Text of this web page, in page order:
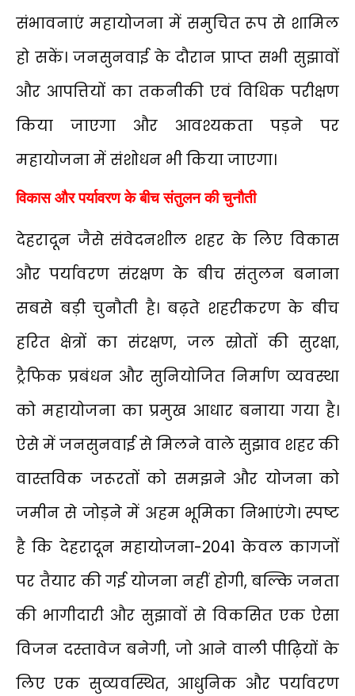
संभावनाएं महायोजना में समुचित रूप से शामिल
हो सकें। जनसुनवाई के दौरान प्राप्त सभी सुझावों
और आपत्तियों का तकनीकी एवं विधिक परीक्षण
किया जाएगा और आवश्यकता पड़ने पर
महायोजना में संशोधन भी किया जाएगा।
विकास और पर्यावरण के बीच संतुलन की चुनौती
देहरादून जैसे संवेदनशील शहर के लिए विकास
और पर्यावरण संरक्षण के बीच संतुलन बनाना
सबसे बड़ी चुनौती है। बढ़ते शहरीकरण के बीच
हरित क्षेत्रों का संरक्षण, जल स्रोतों की सुरक्षा,
ट्रैफिक प्रबंधन और सुनियोजित निर्माण व्यवस्था
को महायोजना का प्रमुख आधार बनाया गया है।
ऐसे में जनसुनवाई से मिलने वाले सुझाव शहर की
वास्तविक जरूरतों को समझने और योजना को
जमीन से जोड़ने में अहम भूमिका निभाएंगे। स्पष्ट
है कि देहरादून महायोजना-2041 केवल कागजों
पर तैयार की गई योजना नहीं होगी, बल्कि जनता
की भागीदारी और सुझावों से विकसित एक ऐसा
विजन दस्तावेज बनेगी, जो आने वाली पीढ़ियों के
लिए एक सुव्यवस्थित, आधुनिक और पर्यावरण